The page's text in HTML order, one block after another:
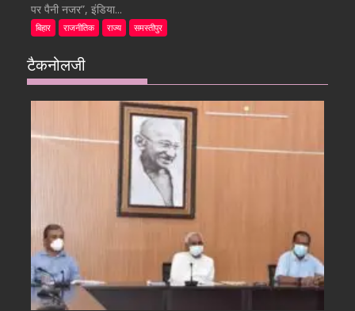
पर पैनी नजर”, इंडिया...
बिहार राजनीतिक राज्य समस्तीपुर
टैकनोलजी